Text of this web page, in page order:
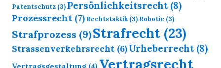
Patentschutz (3)Persönlichkeitsrecht(8)
Prozessrecht (7) Rechtstaktik(3) Robotic (3)
Strafprozess (9)Strafrecht (23)
Strassenverkehrsrecht (6)Urheberrecht(8)
Vertragsrecht